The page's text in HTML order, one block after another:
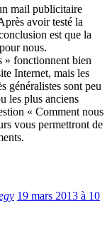
mail publicitaire
avoir testé la
est que la
nous.
» fonctionnent bien
Internet, mais les
généralistes sont peu
les plus anciens
« Comment nous
vous permettront de
19 mars 2013 à 10